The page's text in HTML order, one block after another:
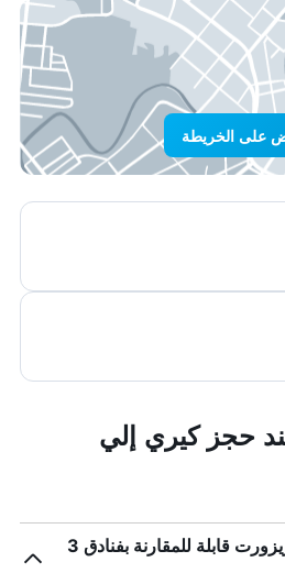
على الخريطة
حجز كيري إلي
هل الأسعار في كيري إلي ريزورت قابلة للمقارنة بفنادق 3